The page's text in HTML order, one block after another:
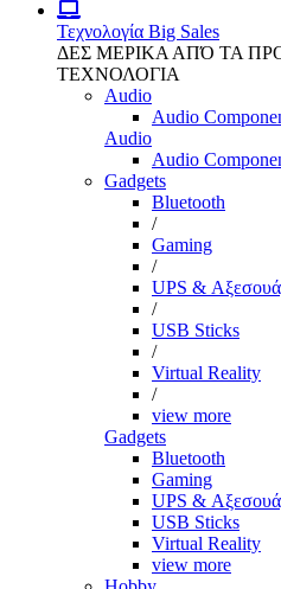
Τεχνολογία Big Sales
ΔΕΣ ΜΕΡΙΚΑ ΑΠΌ ΤΑ
ΤΕΧΝΟΛΟΓΙΑ
Audio
Audio
Audio
Audio
Gadgets
Bluetooth
/
Gaming
/
UPS &
/
USB Sticks
/
Virtual Reality
/
view more
Gadgets
Bluetooth
Gaming
UPS &
USB Sticks
Virtual Reality
view more